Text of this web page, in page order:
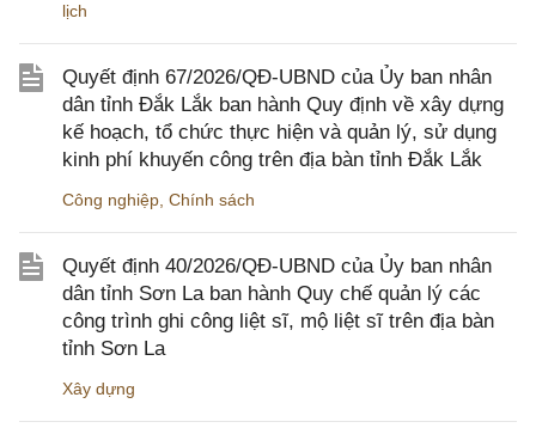
lịch
Quyết định 67/2026/QĐ-UBND của Ủy ban nhân
dân tỉnh Đắk Lắk ban hành Quy định về xây dựng
kế hoạch, tổ chức thực hiện và quản lý, sử dụng
kinh phí khuyến công trên địa bàn tỉnh Đắk Lắk
Công nghiệp, Chính sách
Quyết định 40/2026/QĐ-UBND của Ủy ban nhân
dân tỉnh Sơn La ban hành Quy chế quản lý các
công trình ghi công liệt sĩ, mộ liệt sĩ trên địa bàn
tỉnh Sơn La
Xây dựng